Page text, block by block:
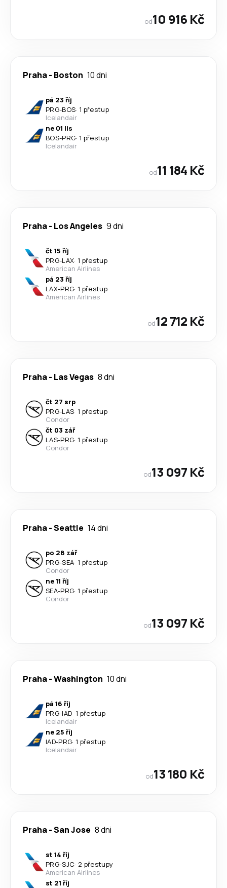
od10 916 Kč
Praha- Boston 10 dni
pá 23 říj
PRG-BOS· 1 přestup
Icelandair
ne 01 lis
BOS-PRG· 1 přestup
Icelandair
od11 184 Kč
Praha- Los Angeles 9 dni
čt 15 říj
PRG-LAX· 1 přestup
American Airlines
pá 23 říj
LAX-PRG· 1 přestup
American Airlines
od12 712 Kč
Praha- Las Vegas 8 dni
čt 27 srp
PRG-LAS· 1 přestup
Condor
čt 03 zář
LAS-PRG· 1 přestup
Condor
od13 097 Kč
Praha-Seattle 14 dni
po 28 zář
PRG-SEA· 1 přestup
Condor
ne 11 říj
SEA-PRG· 1 přestup
Condor
od13 097 Kč
Praha-Washington 10 dni
pá 16 říj
PRG-IAD· 1 přestup
Icelandair
ne 25 říj
IAD-PRG· 1 přestup
Icelandair
od13 180 Kč
Praha-San Jose 8 dni
st 14 říj
PRG-SJC· 2 přestupy
American Airlines
st 21 říj